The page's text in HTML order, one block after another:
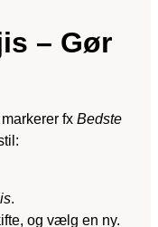
– Gør
fx Bedste
.
og vælg en ny.